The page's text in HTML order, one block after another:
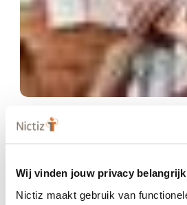
Wij vinden jouw privacy belangrijk
Nictiz maakt gebruik van
13 februari 2025
Proactieve Zorgplanning:
ARTIKEL